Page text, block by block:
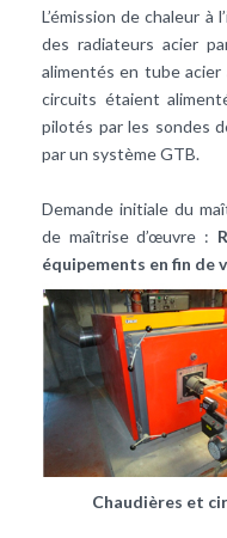
L’émission de chaleur
des radiateurs acier
alimentés en tube
circuits étaient
pilotés par les sondes
par un système GTB.
Demande initiale du
de maîtrise d’œuvre :
équipements en fin de
Chaudières et